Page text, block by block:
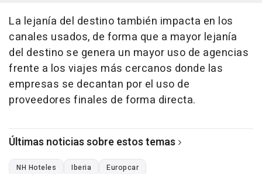
La lejanía del destino también impacta en los
canales usados, de forma que a mayor lejanía
del destino se genera un mayor uso de agencias
frente a los viajes más cercanos donde las
empresas se decantan por el uso de
proveedores finales de forma directa.
Últimas noticias sobre estos temas
NH Hoteles Iberia Europcar